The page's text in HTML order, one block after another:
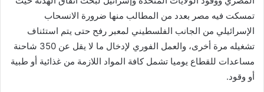
تمسكت فيه مصر بعدد من المطالب منها ضرورة الانسحاب
الإسرائيلي من الجانب الفلسطيني لمعبر رفح حتى يتم استئناف
تشغيله مرة أخرى، والعمل الفوري لإدخال ما لا يقل عن 350 شاحنة
مساعدات للقطاع يوميا تشمل كافة المواد اللازمة من غذائية أو طبية
أو وقود.